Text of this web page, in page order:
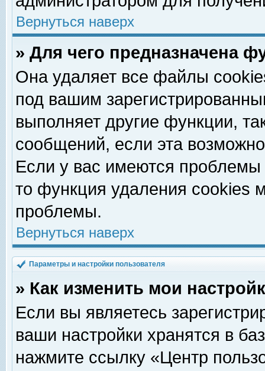
Вернуться наверх
» Для чего предназначена
Она удаляет все файлы
под вашим
выполняет другие функции,
сообщений, если эта
Если у вас имеются
то функция удаления cookies
проблемы.
Вернуться наверх
Параметры и настройки пользователя
» Как изменить мои
Если вы являетесь
ваши настройки хранятся в
нажмите ссылку «Центр